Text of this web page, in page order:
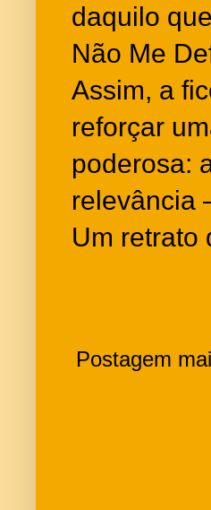
daquilo
Não Me
Assim, a
reforçar
poderosa:
relevância
Um retrato
Postagem